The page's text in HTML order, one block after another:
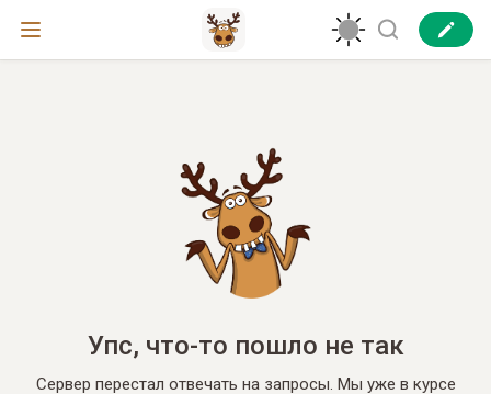
Упс, что-то пошло не так
Сервер перестал отвечать на запросы. Мы уже в курсе